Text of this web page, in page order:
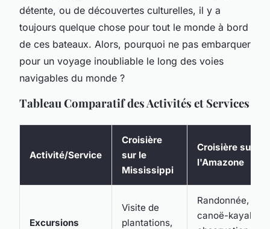
détente, ou de découvertes culturelles, il y a
toujours quelque chose pour tout le monde à bord
de ces bateaux. Alors, pourquoi ne pas embarquer
pour un voyage inoubliable le long des voies
navigables du monde ?
Tableau Comparatif des Activités et Services
Activité/Service
Croisière
sur le
Mississippi
Croisière sur
l'Amazone
Excursions
Visite de
plantations,
Randonnée,
canoë-kayak,